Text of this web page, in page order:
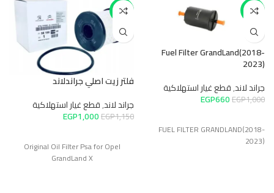
-34%
Fuel Filter GrandLand(2018-
2023)
جراند لاند,قطع غيار استهلاكية
EGP1,000
EGP660
FUEL FILTER GRANDLAND(2018-
2023)
-13%
فلتر زيت اصلي جراندلاند
جراند لاند,قطع غيار استهلاكية
EGP1,150
EGP1,000
Original Oil Filter Psa for Opel
GrandLand X